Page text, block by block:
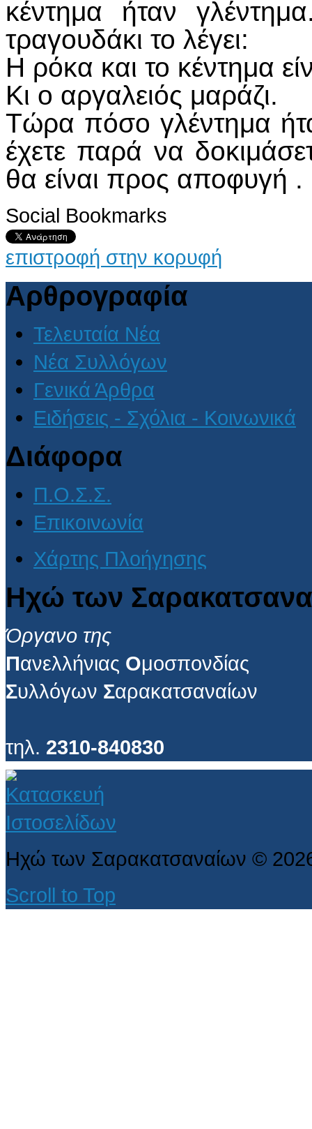
κέντημα ήταν
τραγουδάκι το λέγει:
Η ρόκα και το κέντημα
Κι ο αργαλειός μαράζι.
Τώρα πόσο γλέντημα
έχετε παρά να
θα είναι προς αποφυγή .
Social Bookmarks
επιστροφή στην κορυφή
Αρθρογραφία
Τελευταία Νέα
Νέα Συλλόγων
Γενικά Άρθρα
Ειδήσεις - Σχόλια - Κοινωνικά
Διάφορα
Π.Ο.Σ.Σ.
Επικοινωνία
Χάρτης Πλοήγησης
Ηχώ των
Όργανο της
Πανελλήνιας Ομοσπονδίας
Συλλόγων Σαρακατσαναίων
τηλ. 2310-840830
Ηχώ των Σαρακατσαναίων ©
Scroll to Top